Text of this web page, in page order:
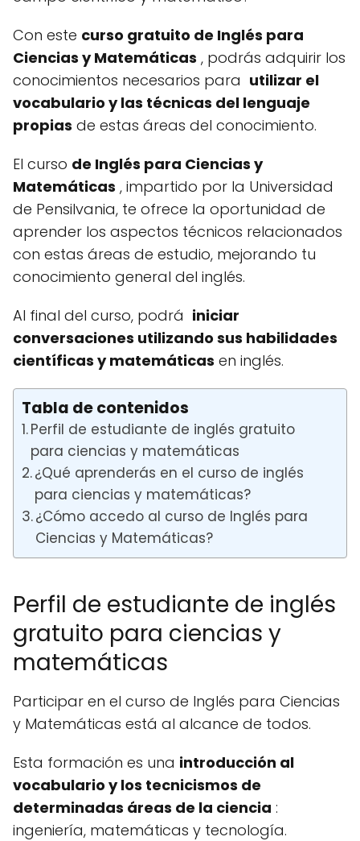
Con este curso gratuito de Inglés para
Ciencias y Matemáticas , podrás adquirir los
conocimientos necesarios para utilizar el
vocabulario y las técnicas del lenguaje
propias de estas áreas del conocimiento.
El curso de Inglés para Ciencias y
Matemáticas , impartido por la Universidad
de Pensilvania, te ofrece la oportunidad de
aprender los aspectos técnicos relacionados
con estas áreas de estudio, mejorando tu
conocimiento general del inglés.
Al final del curso, podrá iniciar
conversaciones utilizando sus habilidades
científicas y matemáticas en inglés.
Tabla de contenidos
Perfil de estudiante de inglés gratuito
para ciencias y matemáticas
¿Qué aprenderás en el curso de inglés
para ciencias y matemáticas?
¿Cómo accedo al curso de Inglés para
Ciencias y Matemáticas?
Perfil de estudiante de inglés
gratuito para ciencias y
matemáticas
Participar en el curso de Inglés para Ciencias
y Matemáticas está al alcance de todos.
Esta formación es una introducción al
vocabulario y los tecnicismos de
determinadas áreas de la ciencia :
ingeniería, matemáticas y tecnología.